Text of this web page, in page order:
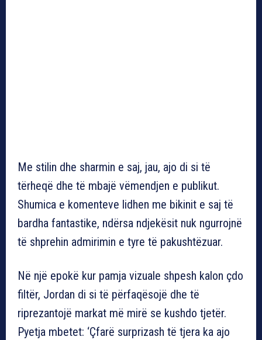
Me stilin dhe sharmin e saj, jau, ajo di si të
tërheqë dhe të mbajë vëmendjen e publikut.
Shumica e komenteve lidhen me bikinit e saj të
bardha fantastike, ndërsa ndjekësit nuk ngurrojnë
të shprehin admirimin e tyre të pakushtëzuar.
Në një epokë kur pamja vizuale shpesh kalon çdo
filtër, Jordan di si të përfaqësojë dhe të
riprezantojë markat më mirë se kushdo tjetër.
Pyetja mbetet: ‘Çfarë surprizash të tjera ka ajo